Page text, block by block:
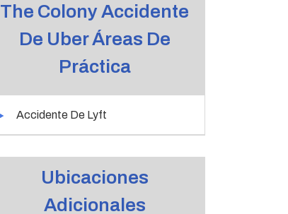
The Colony Accidente
De Uber Áreas De
Práctica
Accidente De Lyft
Ubicaciones
Adicionales